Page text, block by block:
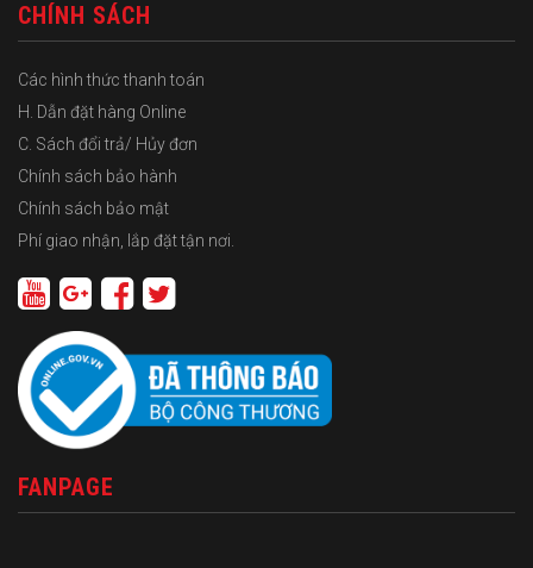
CHÍNH SÁCH
Các hình thức thanh toán
H. Dẫn đặt hàng Online
C. Sách đổi trả/ Hủy đơn
Chính sách bảo hành
Chính sách bảo mật
Phí giao nhận, lắp đặt tận nơi.
FANPAGE